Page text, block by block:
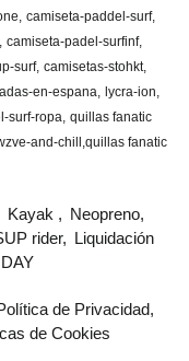
camiseta-paddel-surf
camiseta-padel-surfinf
surf camisetas-stohkt
en-espana lycra-ion
surf-ropa quillas fanatic
and-chill ​quillas fanatic
Kayak
Neopreno
rider
Liquidación
de Privacidad
de Cookies